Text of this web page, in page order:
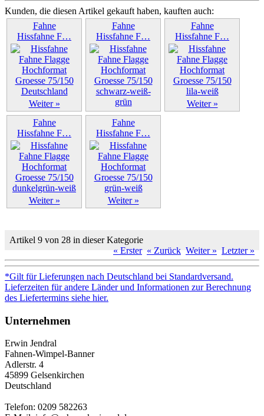
Kunden, die diesen Artikel gekauft haben, kauften auch:
Fahne
Hissfahne F…
Weiter »
Fahne
Hissfahne F…
Weiter »
Fahne
Hissfahne F…
Weiter »
Fahne
Hissfahne F…
Weiter »
Fahne
Hissfahne F…
Weiter »
Artikel 9 von 28 in dieser Kategorie
« Erster « Zurück Weiter » Letzter »
*Gilt für Lieferungen nach Deutschland bei Standardversand.
Lieferzeiten für andere Länder und Informationen zur Berechnung
des Liefertermins siehe hier.
Unternehmen
Erwin Jendral
Fahnen-Wimpel-Banner
Adlerstr. 4
45899 Gelsenkirchen
Deutschland
Telefon: 0209 582263